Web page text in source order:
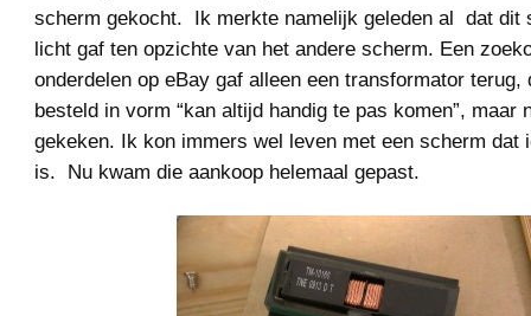
scherm gekocht. Ik merkte namelijk geleden al dat dit
licht gaf ten opzichte van het andere scherm. Een
onderdelen op eBay gaf alleen een transformator terug,
besteld in vorm “kan altijd handig te pas komen”, maar
gekeken. Ik kon immers wel leven met een scherm dat
is. Nu kwam die aankoop helemaal gepast.